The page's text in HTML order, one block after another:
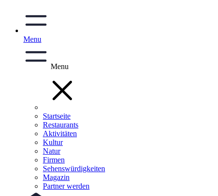
Menu
Menu
Startseite
Restaurants
Aktivitäten
Kultur
Natur
Firmen
Sehenswürdigkeiten
Magazin
Partner werden